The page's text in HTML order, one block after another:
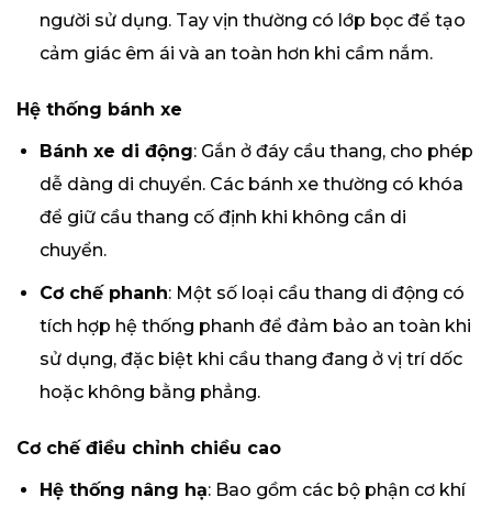
người sử dụng. Tay vịn thường có lớp bọc để tạo
cảm giác êm ái và an toàn hơn khi cầm nắm.
Hệ thống bánh xe
Bánh xe di động: Gắn ở đáy cầu thang, cho phép
dễ dàng di chuyển. Các bánh xe thường có khóa
để giữ cầu thang cố định khi không cần di
chuyển.
Cơ chế phanh: Một số loại cầu thang di động có
tích hợp hệ thống phanh để đảm bảo an toàn khi
sử dụng, đặc biệt khi cầu thang đang ở vị trí dốc
hoặc không bằng phẳng.
Cơ chế điều chỉnh chiều cao
Hệ thống nâng hạ: Bao gồm các bộ phận cơ khí